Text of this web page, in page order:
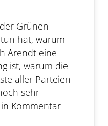
Grünen
hat, warum
Arendt eine
ist, warum die
aller Parteien
sehr
Kommentar